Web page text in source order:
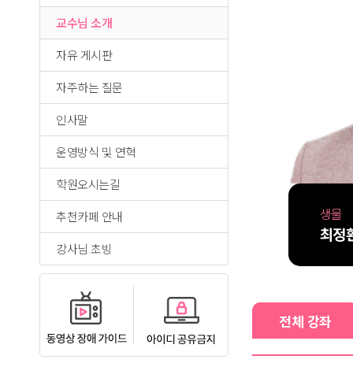
교수님 소개
자유 게시판
자주하는 질문
인사말
운영방식 및 연혁
학원오시는길
추천카페 안내
강사님 초빙
생물
최정
전체 강좌